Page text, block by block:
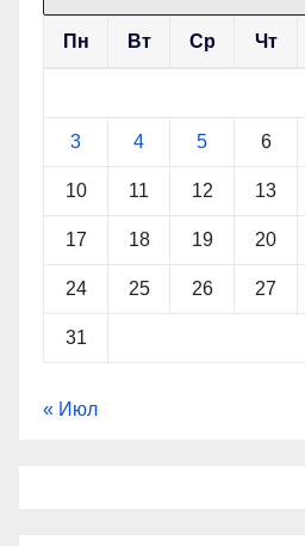
Пн Вт Ср Чт
3 4 5 6
10 11 12 13
17 18 19 20
24 25 26 27
31
« Июл